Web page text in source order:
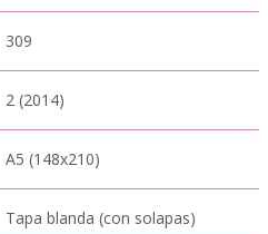
309
2 (2014)
A5 (148x210)
Tapa blanda (con solapas)